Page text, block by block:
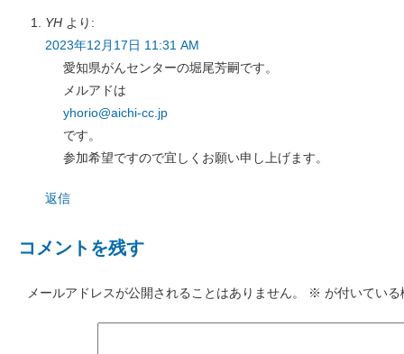
YH より:
2023年12月17日 11:31 AM
愛知県がんセンターの堀尾芳嗣です。
メルアドは
yhorio@aichi-cc.jp
です。
参加希望ですので宜しくお願い申し上げます。
返信
コメントを残す
メールアドレスが公開されることはありません。 ※ が付いてい